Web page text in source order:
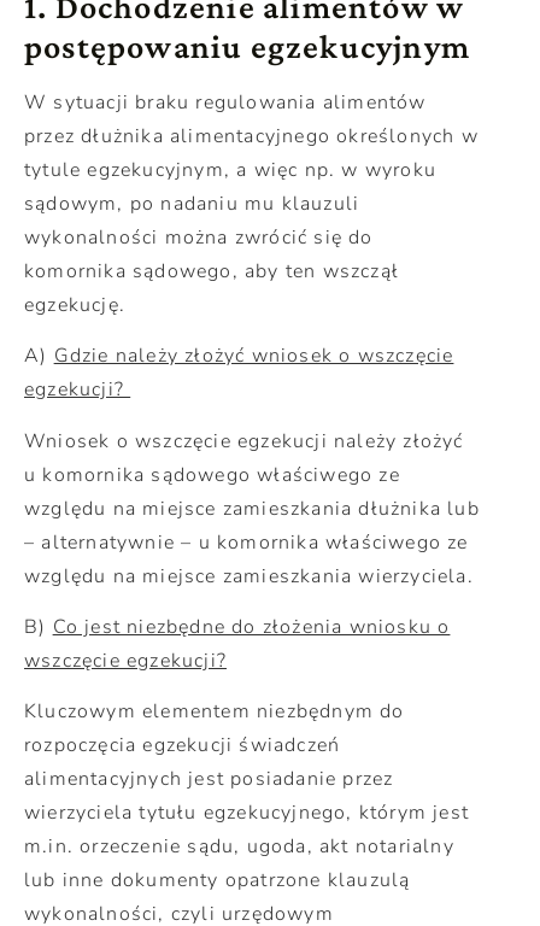
postępowaniu egzekucyjnym
W sytuacji braku regulowania alimentów
przez dłużnika alimentacyjnego określonych w
tytule egzekucyjnym, a więc np. w wyroku
sądowym, po nadaniu mu klauzuli
wykonalności można zwrócić się do
komornika sądowego, aby ten wszczął
egzekucję.
A) Gdzie należy złożyć wniosek o wszczęcie
egzekucji?
Wniosek o wszczęcie egzekucji należy złożyć
u komornika sądowego właściwego ze
względu na miejsce zamieszkania dłużnika lub
– alternatywnie – u komornika właściwego ze
względu na miejsce zamieszkania wierzyciela.
B) Co jest niezbędne do złożenia wniosku o
wszczęcie egzekucji?
Kluczowym elementem niezbędnym do
rozpoczęcia egzekucji świadczeń
alimentacyjnych jest posiadanie przez
wierzyciela tytułu egzekucyjnego, którym jest
m.in. orzeczenie sądu, ugoda, akt notarialny
lub inne dokumenty opatrzone klauzulą
wykonalności, czyli urzędowym